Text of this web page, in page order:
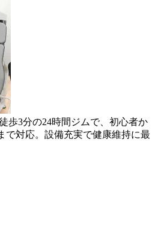
歩3分の24時間ジムで、初心者か
で対応。設備充実で健康維持に最